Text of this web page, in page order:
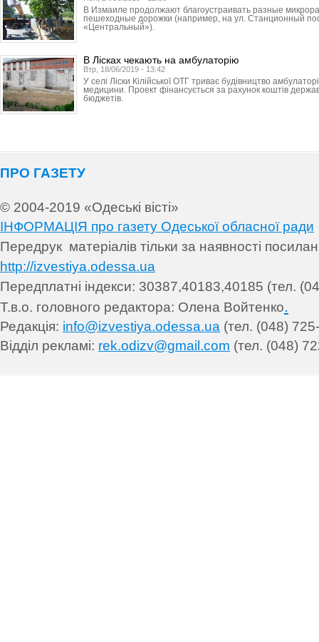
В Измаиле продолжают благоустраивать разные
пешеходные дорожки (например, на ул. Станционный
«Центральный»).
В Лісках чекають на амбулаторію
Втр, 18/06/2019 - 13:42
У селі Ліски Кілійської ОТГ триває будівництво
медицини. Проект фінансується за рахунок коштів
бюджетів.
ПРО ГАЗЕТУ
© 2004-2019 «Одеські вісті»
ІНФОРМАЦІЯ про газету Одеської обласної ради
Передрук матеріалів тільки за наявності
http://izvestiya.odessa.ua
Передплатні індекси: 30387,40183,40185 (тел.
Т.в.о. головного редактора: Олена Войтенко.
Редакція: info@izvestiya.odessa.ua (тел. (048)
Відділ рекламі: rek.odizv@gmail.com (тел. (048)